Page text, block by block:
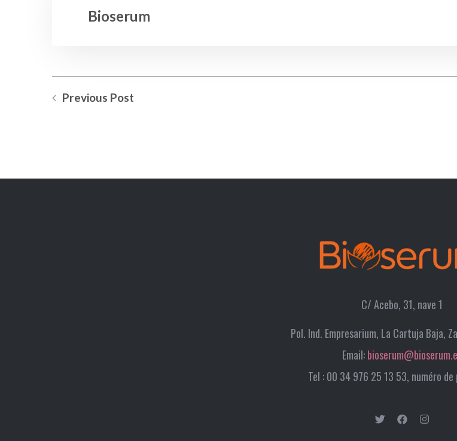
Bioserum
Previous Post
C/ Acebo, 31, nave 1
Pol. Ind. Empresarium, La Cartuja Baja,
Email:
Tel : 00 34 976 25 13 53, numéro